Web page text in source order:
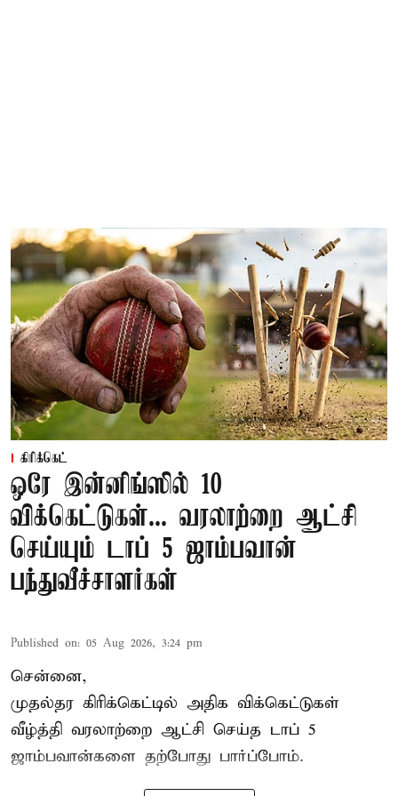
கிரிக்கெட்
ஒரே இன்னிங்ஸில் 10
விக்கெட்டுகள்... வரலாற்றை ஆட்சி
செய்யும் டாப் 5 ஜாம்பவான்
பந்துவீச்சாளர்கள்
Published on: 05 Aug 2026, 3:24 pm
சென்னை,
முதல்தர கிரிக்கெட்டில் அதிக விக்கெட்டுகள்
வீழ்த்தி வரலாற்றை ஆட்சி செய்த டாப் 5
ஜாம்பவான்களை தற்போது பார்ப்போம்.